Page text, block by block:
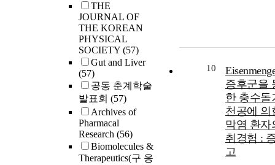
THE
JOURNAL OF
THE KOREAN
PHYSICAL
SOCIETY (57)
Gut and Liver
(57)
공동 춘계학술
발표회 (57)
Archives of
Pharmacal
Research (56)
Biomolecules &
Therapeutics(구 응
10
증후군을
한 충수돌
천공에 의
막염 환자
취경험 :
고